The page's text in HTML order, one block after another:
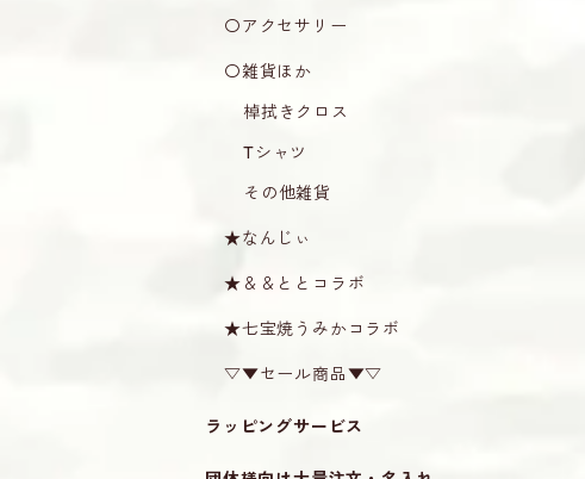
〇アクセサリー
〇雑貨ほか
棹拭きクロス
Tシャツ
その他雑貨
★なんじぃ
★＆＆ととコラボ
★七宝焼うみかコラボ
▽▼セール商品▼▽
ラッピングサービス